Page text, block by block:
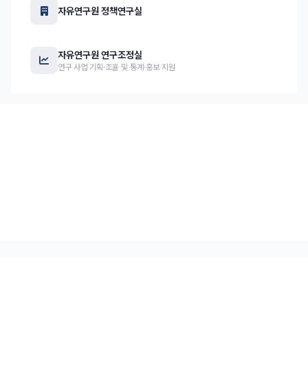
자유연구원 정책연구실
자유연구원 연구조정실
연구 사업 기획·조율 및 통계·홍보 지원